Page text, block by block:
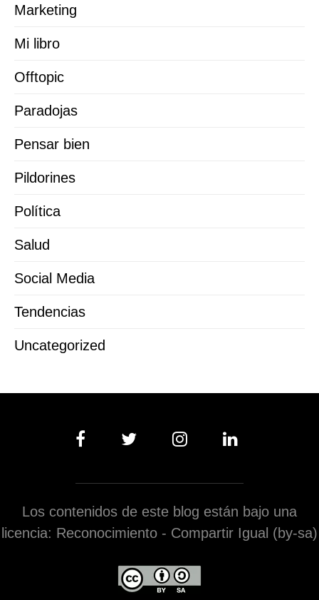
Marketing
Mi libro
Offtopic
Paradojas
Pensar bien
Pildorines
Política
Salud
Social Media
Tendencias
Uncategorized
Los contenidos de este blog están bajo una
licencia: Reconocimiento - Compartir Igual (by-sa)